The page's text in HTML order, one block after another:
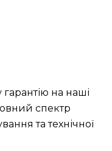
на наші
спектр
та технічної